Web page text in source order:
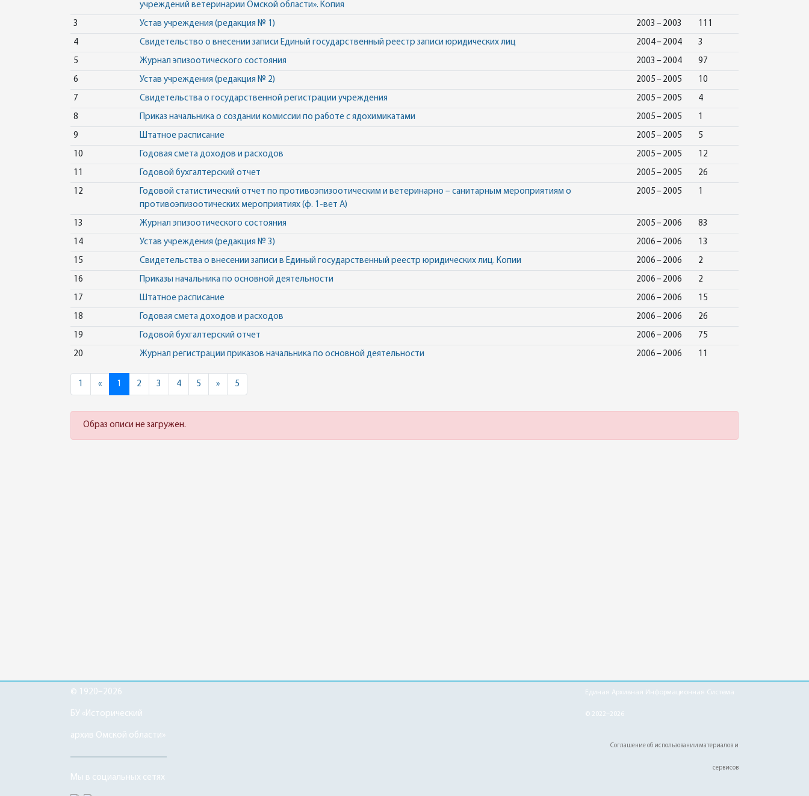
учреждений ветеринарии Омской области». Копия
3 Устав учреждения (редакция № 1) 2003 – 2003 111
4 Свидетельство о внесении записи Единый государственный реестр записи юридических лиц 2004 – 2004 3
5 Журнал эпизоотического состояния 2003 – 2004 97
6 Устав учреждения (редакция № 2) 2005 – 2005 10
7 Свидетельства о государственной регистрации учреждения 2005 – 2005 4
8 Приказ начальника о создании комиссии по работе с ядохимикатами 2005 – 2005 1
9 Штатное расписание 2005 – 2005 5
10 Годовая смета доходов и расходов 2005 – 2005 12
11 Годовой бухгалтерский отчет 2005 – 2005 26
12
Годовой статистический отчет по противоэпизоотическим и ветеринарно – санитарным мероприятиям о
противоэпизоотических мероприятиях (ф. 1-вет А)
2005 – 2005 1
13 Журнал эпизоотического состояния 2005 – 2006 83
14 Устав учреждения (редакция № 3) 2006 – 2006 13
15 Свидетельства о внесении записи в Единый государственный реестр юридических лиц. Копии 2006 – 2006 2
16 Приказы начальника по основной деятельности 2006 – 2006 2
17 Штатное расписание 2006 – 2006 15
18 Годовая смета доходов и расходов 2006 – 2006 26
19 Годовой бухгалтерский отчет 2006 – 2006 75
20 Журнал регистрации приказов начальника по основной деятельности 2006 – 2006 11
1 «Previous
1 2 3 4 5 »Next5
Образ описи не загружен.
© 1920–2026
БУ «Исторический
архив Омской области»
Мы в социальных сетях
Единая Архивная Информационная Система
© 2022–2026
Соглашение об использовании материалов и
сервисов